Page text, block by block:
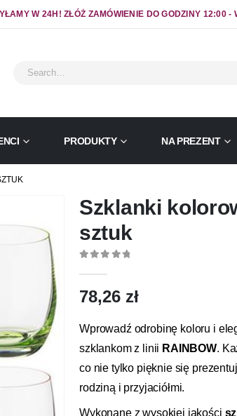
W 24H! ZŁÓŻ ZAMÓWIENIE DO GODZINY 12:00 -
PRODUKTY NA PREZENT
Szklanki
sztuk
78,26 zł
Wprowadź odrobinę koloru i
szklankom z linii RAINBOW.
co nie tylko pięknie się
rodziną i przyjaciółmi.
Wykonane z wysokiej jakości